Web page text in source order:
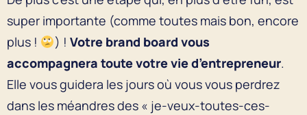
super importante (comme toutes mais bon, encore
plus !
) ! Votre brand board vous
accompagnera toute votre vie d’entrepreneur.
Elle vous guidera les jours où vous vous perdrez
dans les méandres des « je-veux-toutes-ces-